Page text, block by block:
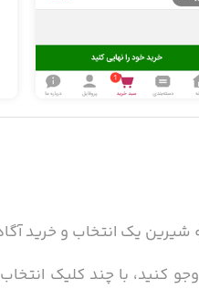
یک انتخاب و خرید
کنید، با چند کلیک